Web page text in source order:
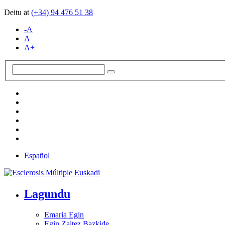
Deitu at (+34) 94 476 51 38
-A
A
A+
Español
Lagundu
Emaria Egin